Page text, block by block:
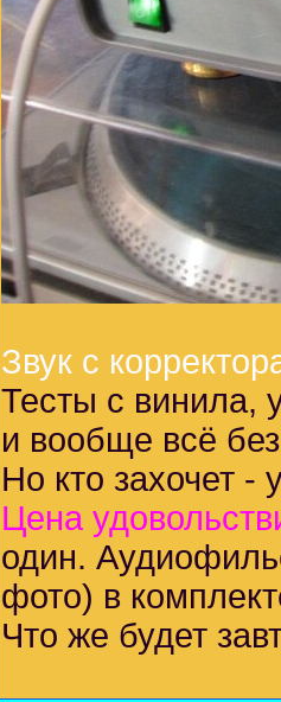
Звук с
Тесты с винила,
и вообще всё
Но кто захочет -
Цена
один.
фото) в
Что же будет